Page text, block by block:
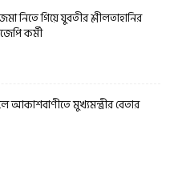
নিতে গিয়ে যুবতীর শ্লীলতাহানির
কর্মী
আকাশবাণীতে মুখ্যমন্ত্রীর বেতার